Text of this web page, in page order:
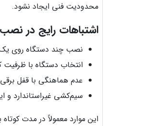
محدودیت فنی ایجاد نشود.
اشتباهات رایج در
نصب چند دستگاه روی
انتخاب دستگاه با ظرفیت
عدم هماهنگی با قفل
سیم‌کشی غیراستاندارد و
این موارد معمولاً در مدت